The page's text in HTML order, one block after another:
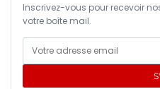
Inscrivez-vous pour recevoir
votre boîte mail.